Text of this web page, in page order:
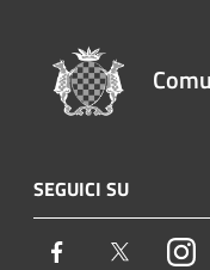
SEGUICI SU
Facebook Twitter